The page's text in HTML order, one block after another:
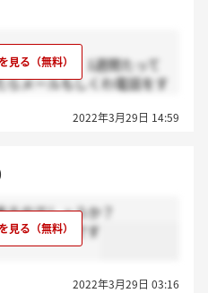
のですが、1週間たって
メールもしくわ電話をす
2022年3月29日 14:59
のでしょうか？
くて心配です
2022年3月29日 03:16